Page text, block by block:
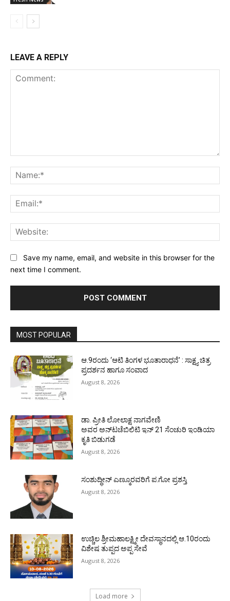
LEAVE A REPLY
Save my name, email, and website in this browser for the
next time I comment.
MOST POPULAR
ಆ.9ರಂದು ‘ಆಟಿ ತಿಂಗಳ ಭೂತಾರಾಧನೆ’ : ಸಾಕ್ಷ್ಯ ಚಿತ್ರ
ಪ್ರದರ್ಶನ ಹಾಗೂ ಸಂವಾದ
August 8, 2026
ಡಾ. ಪ್ರೀತಿ ಲೋಲಾಕ್ಷ ನಾಗವೇಣಿ
ಅವರ ಅನ್‌ಟಚೆಬಿಲಿಟಿ ಇನ್ 21 ಸೆಂಚುರಿ ಇಂಡಿಯಾ
ಕೃತಿ ಬಿಡುಗಡೆ
August 8, 2026
ಸಂಶುದ್ಧೀನ್ ಎಣ್ಮೂರವರಿಗೆ ಪ.ಗೋ ಪ್ರಶಸ್ತಿ
August 8, 2026
ಉಚ್ಚಿಲ ಶ್ರೀಮಹಾಲಕ್ಷ್ಮೀ ದೇವಸ್ಥಾನದಲ್ಲಿ ಆ.10ರಂದು
ವಿಶೇಷ ತುಪ್ಪದ ಅಪ್ಪ ಸೇವೆ
August 8, 2026
Load more